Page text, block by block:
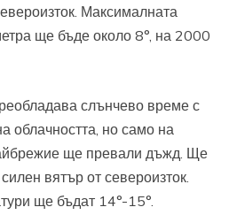
Максималната
ще бъде около 8°, на 2000
слънчево време с
облачността, но само на
ще превали дъжд. Ще
вятър от североизток.
ще бъдат 14°-15°.